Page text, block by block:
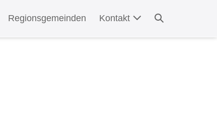
Regionsgemeinden Kontakt
Suche-